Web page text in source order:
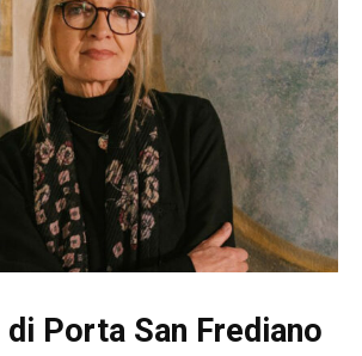
Porta San Frediano